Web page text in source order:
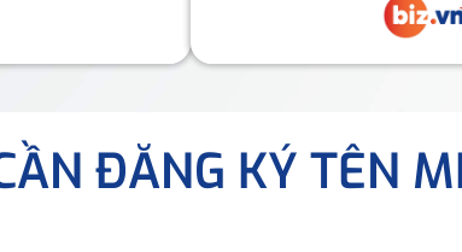
ĐĂNG KÝ TÊN